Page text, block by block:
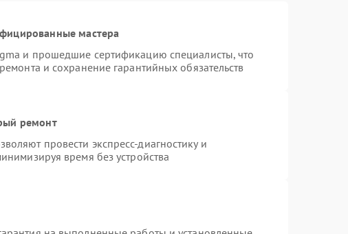
мастера
и прошедшие сертификацию специалисты, что
и сохранение гарантийных обязательств
ремонт
провести экспресс-диагностику и
время без устройства